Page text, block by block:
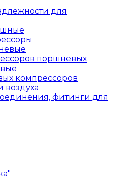
для
поршневых
компрессоров
воздуха
фитинги для